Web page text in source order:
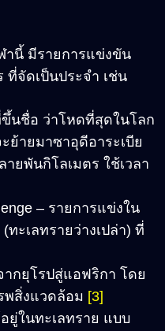
านี้ มีรายการแข่งขัน
ที่จัดเป็นประจำ เช่น
ขึ้นชื่อ ว่าโหดที่สุดในโลก
ย้ายมาซาอุดีอาระเบีย
ยพันกิโลเมตร ใช้เวลา
– รายการแข่งใน
ทะเลทรายว่างเปล่า) ที่
ากยุโรปสู่แอฟริกา โดย
พสิ่งแวดล้อม [3]
ยู่ในทะเลทราย แบบ